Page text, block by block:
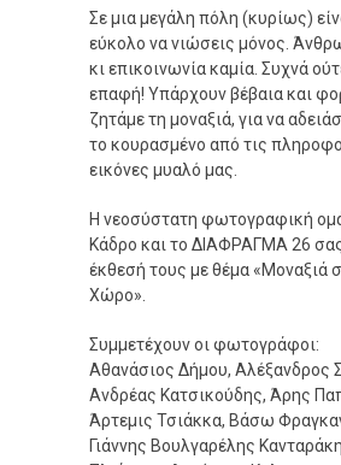
Σε μια μεγάλη πόλη (κυρίως)
εύκολο να νιώσεις μόνος.
κι επικοινωνία καμία. Συχνά
επαφή! Υπάρχουν βέβαια και
ζητάμε τη μοναξιά, για να
το κουρασμένο από τις
εικόνες μυαλό μας.
Η νεοσύστατη φωτογραφική
Κάδρο και το ΔΙΑΦΡΑΓΜΑ 26
έκθεσή τους με θέμα «Μοναξιά
Χώρο».
Συμμετέχουν οι φωτογράφοι:
Αθανάσιος Δήμου, Αλέξανδρος
Ανδρέας Κατσικούδης, Άρης
Άρτεμις Τσιάκκα, Βάσω
Γιάννης Βουλγαρέλης